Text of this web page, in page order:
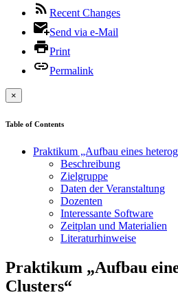
Recent Changes
Send via e-Mail
Print
Permalink
×
Table of Contents
Praktikum „Aufbau eines
Beschreibung
Zielgruppe
Daten der Veranstaltung
Dozenten
Interessante Software
Zeitplan und Materialien
Literaturhinweise
Praktikum „Aufbau
Clusters“